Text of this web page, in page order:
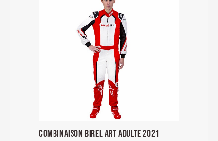
COMBINAISON BIREL ART ADULTE 2021